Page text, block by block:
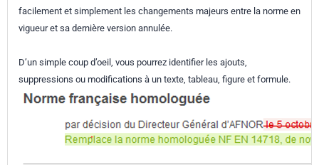
facilement et simplement les changements majeurs entre la norme en
vigueur et sa dernière version annulée.
D’un simple coup d’oeil, vous pourrez identifier les ajouts,
suppressions ou modifications à un texte, tableau, figure et formule.